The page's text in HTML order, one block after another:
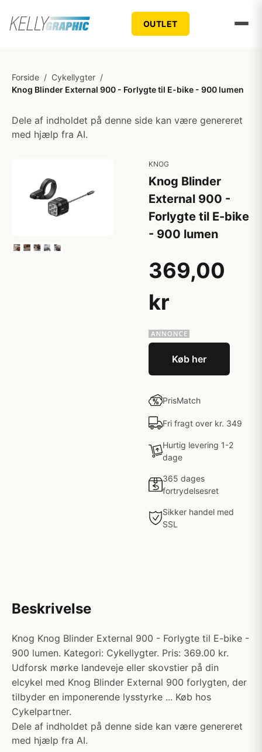
OUTLET
Forside / Cykellygter /
Knog Blinder External 900 - Forlygte til E-bike - 900 lumen
Dele af indholdet på denne side kan være genereret
med hjælp fra AI.
KNOG
Knog Blinder
External 900 -
Forlygte til E-bike
- 900 lumen
369,00
kr
Køb her
PrisMatch
Fri fragt over kr. 349
Hurtig levering 1-2
dage
365 dages
fortrydelsesret
Sikker handel med
SSL
Beskrivelse
Knog Knog Blinder External 900 - Forlygte til E-bike -
900 lumen. Kategori: Cykellygter. Pris: 369.00 kr.
Udforsk mørke landeveje eller skovstier på din
elcykel med Knog Blinder External 900 forlygten, der
tilbyder en imponerende lysstyrke ... Køb hos
Cykelpartner.
Dele af indholdet på denne side kan være genereret
med hjælp fra AI.